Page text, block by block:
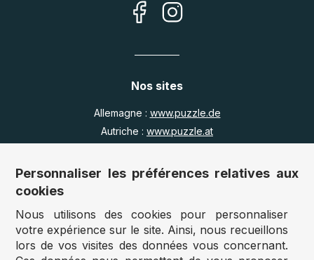
Nos sites
Allemagne : www.puzzle.de
Autriche : www.puzzle.at
Royaume Uni :
www.jigsawpuzzle.co.uk
Accès revendeurs / détaillants
Vous avez un magasin ?
Personnaliser les préférences relatives aux
cookies
Nous utilisons des cookies pour personnaliser
votre expérience sur le site. Ainsi, nous recueillons
lors de vos visites des données vous concernant.